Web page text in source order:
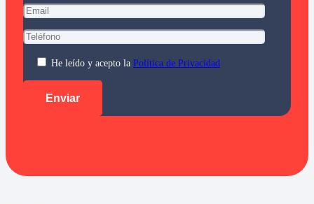
He leído y acepto la Política de Privacidad